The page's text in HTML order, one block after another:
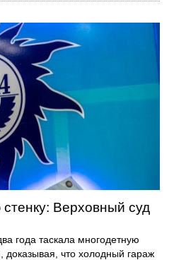
Верховный суд
года таскала многодетную
что холодный гараж